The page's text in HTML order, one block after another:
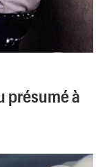
présumé à